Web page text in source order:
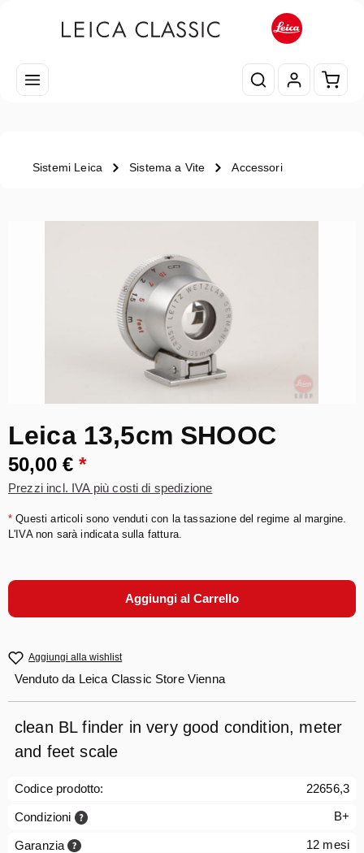
Il
Sistemi Leica Sistema a Vite Accessori
Leica 13,5cm SHOOC
50,00 €*
Prezzi incl. IVA più costi di spedizione
* Questi articoli sono venduti con la tassazione del regime al margine.
L'IVA non sarà indicata sulla fattura.
Aggiungi al Carrello
Aggiungi alla wishlist
Venduto da Leica Classic Store Vienna
clean BL finder in very good condition, meter
and feet scale
Codice prodotto: 22656,3
Condizioni B+
Garanzia 12 mesi